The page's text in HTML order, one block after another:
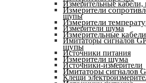
Измерительные кабели,
щупы
Измерители шума
Имитаторы сигналов
Источники питания
Источники-измерители
Клещи
Измерители
Измерители
Измерительные
щупы
Измерители шума
Имитаторы сигналов